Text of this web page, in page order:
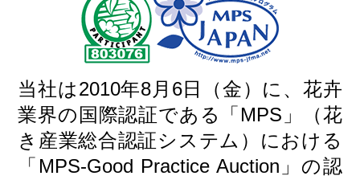
当社は2010年8月6日（金）に、花卉
業界の国際認証である「MPS」（花
き産業総合認証システム）における
「MPS-Good Practice Auction」の認